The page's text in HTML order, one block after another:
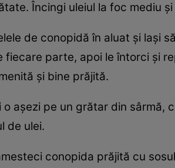
Încingi uleiul la foc mediu
de conopidă în aluat şi laşi
fiecare parte, apoi le întorci şi
şi bine prăjită.
o aşezi pe un grătar din
de ulei.
conopida prăjită cu